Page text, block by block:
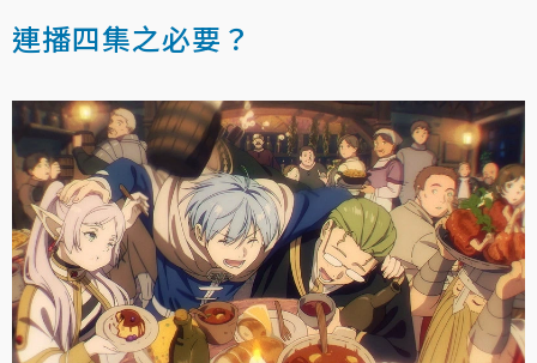
連播四集之必要？